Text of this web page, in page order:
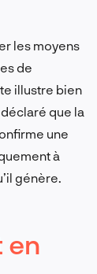
les moyens
de
illustre bien
que la
une
à
génère.
en